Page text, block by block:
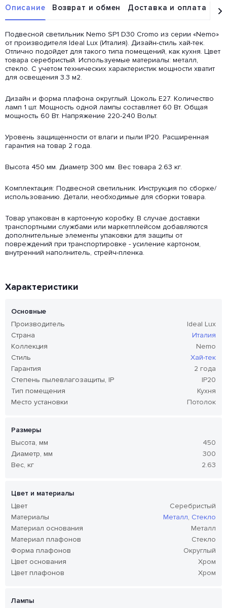
Описание Возврат и обмен Доставка и оплата
Подвесной светильник Nemo SP1 D30 Cromo из серии «Nemo»
от производителя Ideal Lux (Италия). Дизайн-стиль хай-тек.
Отлично подойдет для такого типа помещений, как кухня. Цвет
товара серебристый. Используемые материалы: металл,
стекло. С учетом технических характеристик мощности хватит
для освещения 3.3 м2.
Дизайн и форма плафона округлый. Цоколь E27. Количество
ламп 1 шт. Мощность одной лампы составляет 60 Вт. Общая
мощность 60 Вт. Напряжение 220-240 Вольт.
Уровень защищенности от влаги и пыли IP20. Расширенная
гарантия на товар 2 года.
Высота 450 мм. Диаметр 300 мм. Вес товара 2.63 кг.
Комплектация: Подвесной светильник. Инструкция по сборке/
использованию. Детали, необходимые для сборки товара.
Товар упакован в картонную коробку. В случае доставки
транспортными службами или маркетплейсом добавляются
дополнительные элементы упаковки для защиты от
повреждений при транспортировке - усиление картоном,
внутренний наполнитель, стрейч-пленка.
Характеристики
Основные
Производитель
Ideal Lux
Страна
Италия
Коллекция
Nemo
Стиль
Хай-тек
Гарантия
2 года
Степень пылевлагозащиты, IP
IP20
Тип помещения
Кухня
Место установки
Потолок
Размеры
Высота, мм
450
Диаметр, мм
300
Вес, кг
2.63
Цвет и материалы
Цвет
Серебристый
Материалы
Металл, Стекло
Материал основания
Металл
Материал плафонов
Стекло
Форма плафонов
Округлый
Цвет основания
Хром
Цвет плафонов
Хром
Лампы